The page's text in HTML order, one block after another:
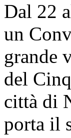
Dal 22
un
grande
del
città di
porta il